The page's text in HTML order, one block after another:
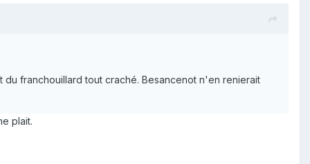
franchouillard tout craché. Besancenot n'en renierait
plait.